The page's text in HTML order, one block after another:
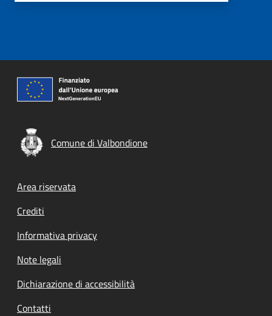
Comune di Valbondione
Footer menu
Area riservata
Crediti
Informativa privacy
Note legali
Dichiarazione di accessibilità
Contatti